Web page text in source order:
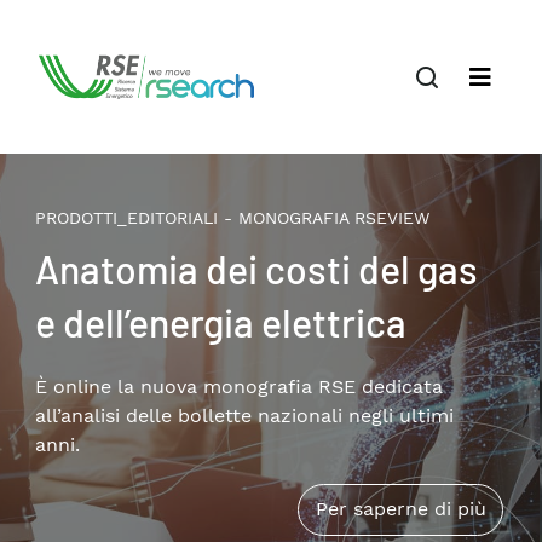
PRODOTTI_EDITORIALI - MONOGRAFIA RSEVIEW
Anatomia dei costi del gas
e dell’energia elettrica
È online la nuova monografia RSE dedicata
all’analisi delle bollette nazionali negli ultimi
anni.
Per saperne di più